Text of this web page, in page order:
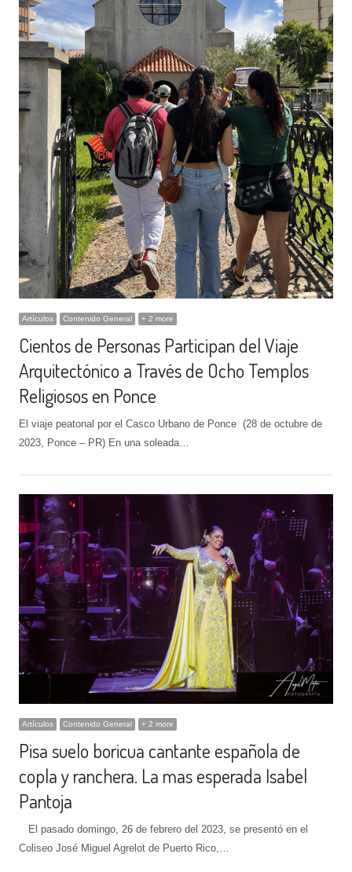
Artículos Contenido General + 2 more
Cientos de Personas Participan del Viaje
Arquitectónico a Través de Ocho Templos
Religiosos en Ponce
El viaje peatonal por el Casco Urbano de Ponce (28 de octubre de
2023, Ponce – PR) En una soleada…
Artículos Contenido General + 2 more
Pisa suelo boricua cantante española de
copla y ranchera. La mas esperada Isabel
Pantoja
El pasado domingo, 26 de febrero del 2023, se presentó en el
Coliseo José Miguel Agrelot de Puerto Rico,…